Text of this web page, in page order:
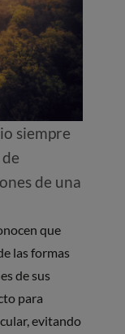
siempre
de una
que
las formas
de sus
para
evitando